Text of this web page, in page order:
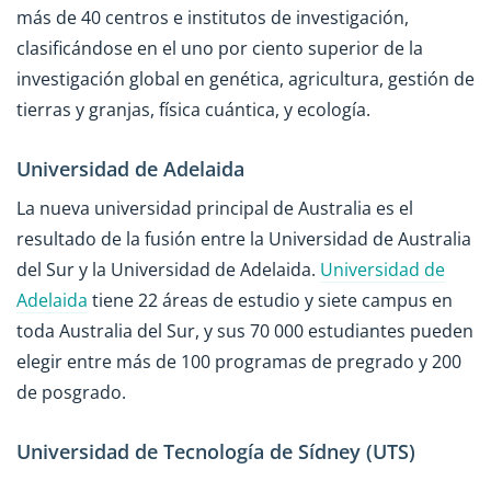
más de 40 centros e institutos de investigación,
clasificándose en el uno por ciento superior de la
investigación global en genética, agricultura, gestión de
tierras y granjas, física cuántica, y ecología.
Universidad de Adelaida
La nueva universidad principal de Australia es el
resultado de la fusión entre la Universidad de Australia
del Sur y la Universidad de Adelaida. Universidad de
Adelaida tiene 22 áreas de estudio y siete campus en
toda Australia del Sur, y sus 70 000 estudiantes pueden
elegir entre más de 100 programas de pregrado y 200
de posgrado.
Universidad de Tecnología de Sídney (UTS)